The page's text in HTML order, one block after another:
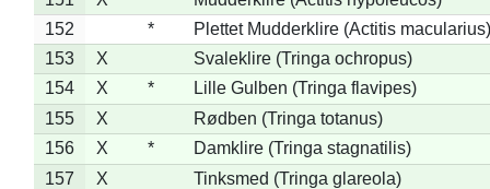
152
*
Plettet Mudderklire (Actitis macularius)
153
X
Svaleklire (Tringa ochropus)
154
X *
Lille Gulben (Tringa flavipes)
155
X
Rødben (Tringa totanus)
156
X *
Damklire (Tringa stagnatilis)
157
X
Tinksmed (Tringa glareola)